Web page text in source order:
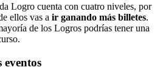
Logro cuenta con cuatro niveles, por
ellos vas a ir ganando más billetes.
de los Logros podrías tener una
eventos